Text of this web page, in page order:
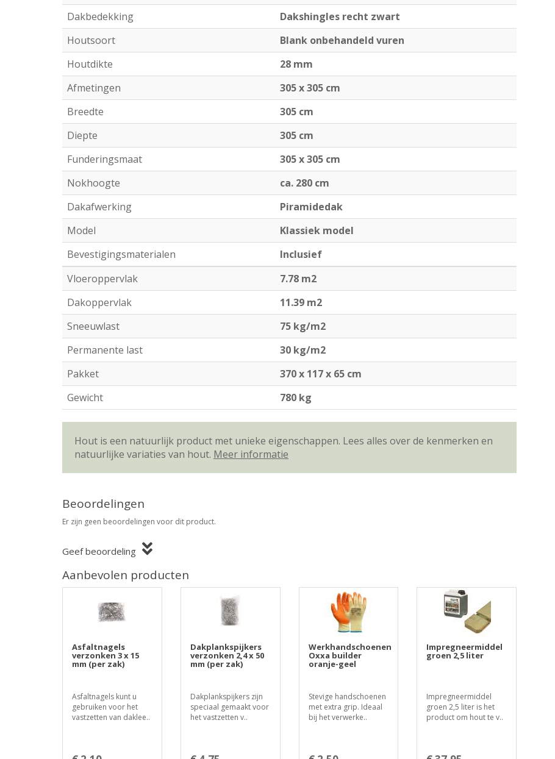
Dakbedekking
Dakshingles recht zwart
Houtsoort
Blank onbehandeld vuren
Houtdikte
28 mm
Afmetingen
305 x 305 cm
Breedte
305 cm
Diepte
305 cm
Funderingsmaat
305 x 305 cm
Nokhoogte
ca. 280 cm
Dakafwerking
Piramidedak
Model
Klassiek model
Bevestigingsmaterialen
Inclusief
Vloeroppervlak
7.78 m2
Dakoppervlak
11.39 m2
Sneeuwlast
75 kg/m2
Permanente last
30 kg/m2
Pakket
370 x 117 x 65 cm
Gewicht
780 kg
Hout is een natuurlijk product met unieke eigenschappen. Lees alles over de kenmerken en
natuurlijke variaties van hout. Meer informatie
Beoordelingen
Er zijn geen beoordelingen voor dit product.
Geef beoordeling
Aanbevolen producten
Asfaltnagels
verzonken 3 x 15
mm (per zak)
Asfaltnagels kunt u
gebruiken voor het
vastzetten van daklee..
Dakplankspijkers
verzonken 2,4 x 50
mm (per zak)
Dakplankspijkers zijn
speciaal gemaakt voor
het vastzetten v..
Werkhandschoenen
Oxxa builder
oranje-geel
Stevige handschoenen
met extra grip. Ideaal
bij het verwerke..
Impregneermiddel
groen 2,5 liter
Impregneermiddel
groen 2,5 liter is het
product om hout te v..